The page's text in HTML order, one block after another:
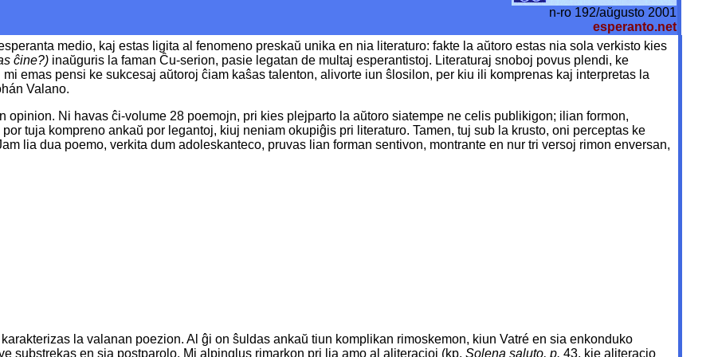
n-ro 192/aŭgusto 2001
esperanto.net
medio, kaj estas ligita al fenomeno preskaŭ unika en nia literaturo: fakte la aŭtoro estas nia sola verkisto kies
ĉine?) inaŭguris la faman Ĉu-serion, pasie legatan de multaj esperantistoj. Literaturaj snoboj povus plendi, ke
emas pensi ke sukcesaj aŭtoroj ĉiam kaŝas talenton, alivorte iun ŝlosilon, per kiu ili komprenas kaj interpretas la
Valano.
Ni havas ĉi-volume 28 poemojn, pri kies plejparto la aŭtoro siatempe ne celis publikigon; ilian formon,
tuja kompreno ankaŭ por legantoj, kiuj neniam okupiĝis pri literaturo. Tamen, tuj sub la krusto, oni perceptas ke
lia dua poemo, verkita dum adoleskanteco, pruvas lian forman sentivon, montrante en nur tri versoj rimon enversan,
la valanan poezion. Al ĝi on ŝuldas ankaŭ tiun komplikan rimoskemon, kiun Vatré en sia enkonduko
substrekas en sia postparolo. Mi alpinglus rimarkon pri lia amo al aliteracioj (kp.Solena saluto, p.43, kie aliteracio